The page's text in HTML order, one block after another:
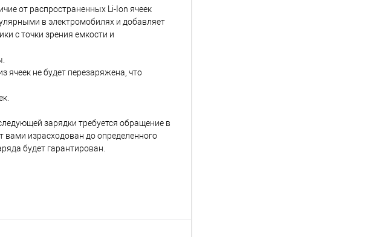
от распространенных Li-Ion ячеек
в электромобилях и добавляет
с точки зрения емкости и
ячеек не будет перезаряжена, что
зарядки требуется обращение в
вами израсходован до определенного
будет гарантирован.